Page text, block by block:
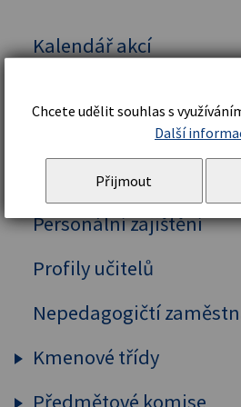
Kalendář akcí
Organizační řád a
Školní řád
Personální zajištění
Profily učitelů
Nepedagogičtí
Kmenové třídy
Prima
Chcete udělit souhlas s
Další
Přijmout